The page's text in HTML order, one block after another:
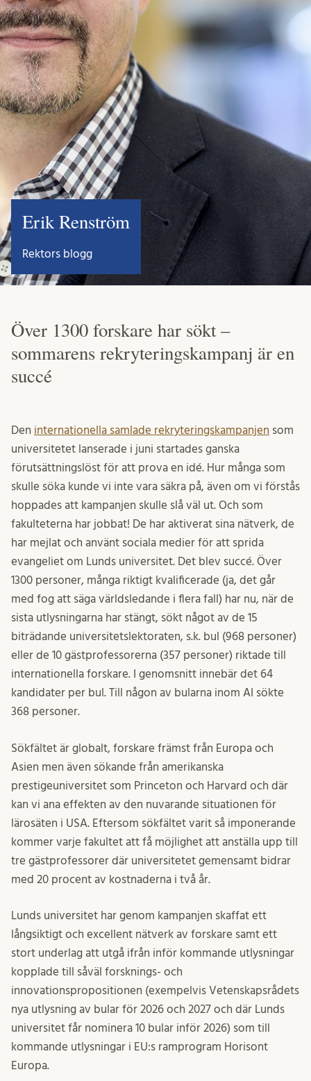
Erik Renström
Rektors blogg
Över 1300 forskare har sökt –
sommarens rekryteringskampanj är en
succé
Den internationella samlade rekryteringskampanjen som
universitetet lanserade i juni startades ganska
förutsättningslöst för att prova en idé. Hur många som
skulle söka kunde vi inte vara säkra på, även om vi förstås
hoppades att kampanjen skulle slå väl ut. Och som
fakulteterna har jobbat! De har aktiverat sina nätverk, de
har mejlat och använt sociala medier för att sprida
evangeliet om Lunds universitet. Det blev succé. Över
1300 personer, många riktigt kvalificerade (ja, det går
med fog att säga världsledande i flera fall) har nu, när de
sista utlysningarna har stängt, sökt något av de 15
biträdande universitetslektoraten, s.k. bul (968 personer)
eller de 10 gästprofessorerna (357 personer) riktade till
internationella forskare. I genomsnitt innebär det 64
kandidater per bul. Till någon av bularna inom AI sökte
368 personer.
Sökfältet är globalt, forskare främst från Europa och
Asien men även sökande från amerikanska
prestigeuniversitet som Princeton och Harvard och där
kan vi ana effekten av den nuvarande situationen för
lärosäten i USA. Eftersom sökfältet varit så imponerande
kommer varje fakultet att få möjlighet att anställa upp till
tre gästprofessorer där universitetet gemensamt bidrar
med 20 procent av kostnaderna i två år.
Lunds universitet har genom kampanjen skaffat ett
långsiktigt och excellent nätverk av forskare samt ett
stort underlag att utgå ifrån inför kommande utlysningar
kopplade till såväl forsknings- och
innovationspropositionen (exempelvis Vetenskapsrådets
nya utlysning av bular för 2026 och 2027 och där Lunds
universitet får nominera 10 bular inför 2026) som till
kommande utlysningar i EU:s ramprogram Horisont
Europa.